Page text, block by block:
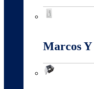
Marcos Y